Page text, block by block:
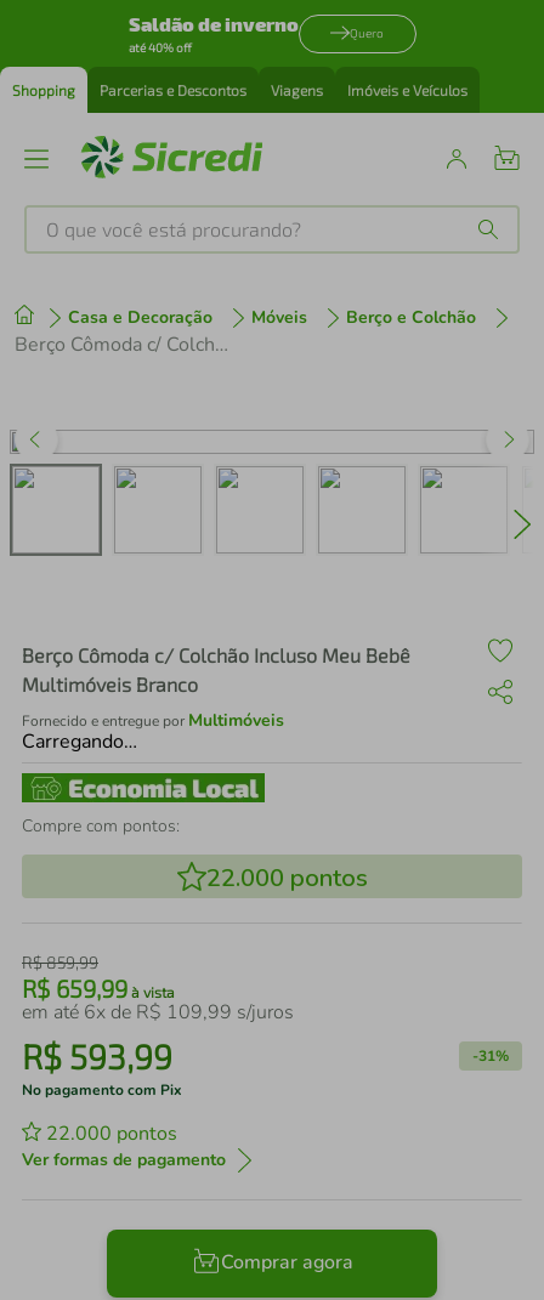
Saldão de inverno
até 40% off
Quero
Shopping Parcerias e Descontos Viagens Imóveis e Veículos
O que você está procurando?
Casa e Decoração Móveis Berço e Colchão
Berço Cômoda c/ Colchão Incluso Meu Bebê Multimóveis Branco
Berço Cômoda c/ Colchão Incluso Meu Bebê
Multimóveis Branco
Fornecido e entregue por Multimóveis
Carregando…
Compre com pontos:
22.000 pontos
R$859,99
R$ 659,99 à vista
em até 6x de R$ 109,99 s/juros
R$ 593,99 -31%
No pagamento com Pix
22.000 pontos
Ver formas de pagamento
Comprar agora
1 º tenis
perfume